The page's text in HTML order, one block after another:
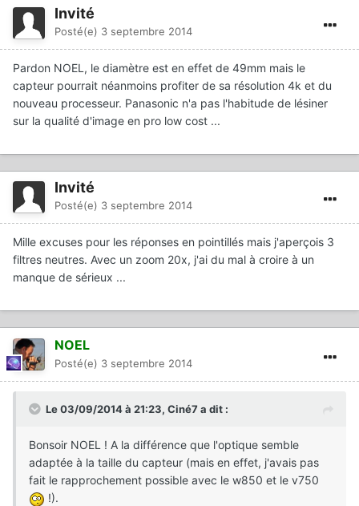
Invité
Posté(e) 3 septembre 2014
Pardon NOEL, le diamètre est en effet de 49mm mais le
capteur pourrait néanmoins profiter de sa résolution 4k et du
nouveau processeur. Panasonic n'a pas l'habitude de lésiner
sur la qualité d'image en pro low cost ...
Invité
Posté(e) 3 septembre 2014
Mille excuses pour les réponses en pointillés mais j'aperçois 3
filtres neutres. Avec un zoom 20x, j'ai du mal à croire à un
manque de sérieux ...
NOEL
Posté(e) 3 septembre 2014
Le 03/09/2014 à 21:23, Ciné7 a dit :
Bonsoir NOEL ! A la différence que l'optique semble
adaptée à la taille du capteur (mais en effet, j'avais pas
fait le rapprochement possible avec le w850 et le v750
!).